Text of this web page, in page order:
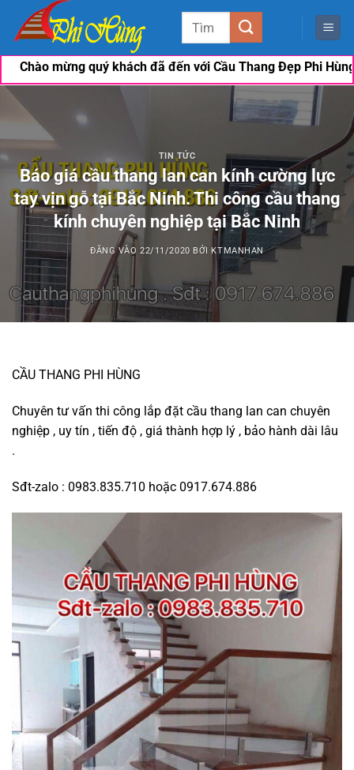
qua
dung
Tìm
đã đến với Cầu Thang Đẹp Phi Hùng. Nếu khách có nhu
TIN TỨC
Báo giá cầu thang lan can kính cường lực
tay vịn gỗ tại Bắc Ninh. Thi công cầu thang
kính chuyên nghiệp tại Bắc Ninh
ĐĂNG VÀO22/11/2020 BỞI KTMANHAN
CẦU THANG PHI HÙNG
Chuyên tư vấn thi công lắp đặt cầu thang lan can chuyên
nghiệp , uy tín , tiến độ , giá thành hợp lý , bảo hành dài lâu
.
Sđt-zalo : 0983.835.710 hoặc 0917.674.886